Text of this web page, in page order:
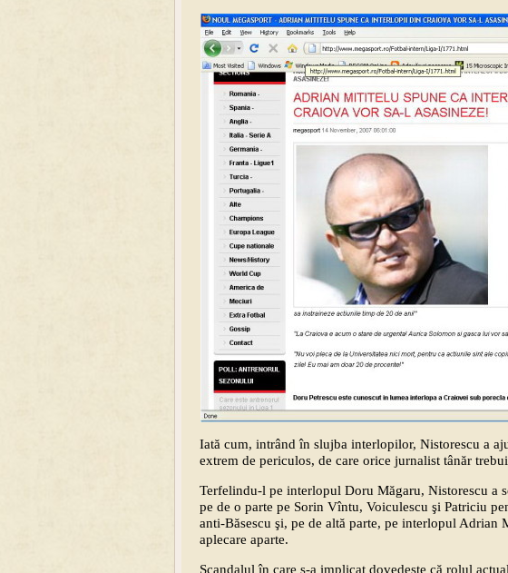
Iată cum, intrând în slujba interlopilor, Nistorescu a
extrem de periculos, de care orice jurnalist tânăr
Terfelindu-l pe interlopul Doru Măgaru, Nistorescu a
pe de o parte pe Sorin Vîntu, Voiculescu şi Patriciu
anti-Băsescu şi, pe de altă parte, pe interlopul
aplecare aparte.
Scandalul în care s-a implicat dovedeşte că rolul